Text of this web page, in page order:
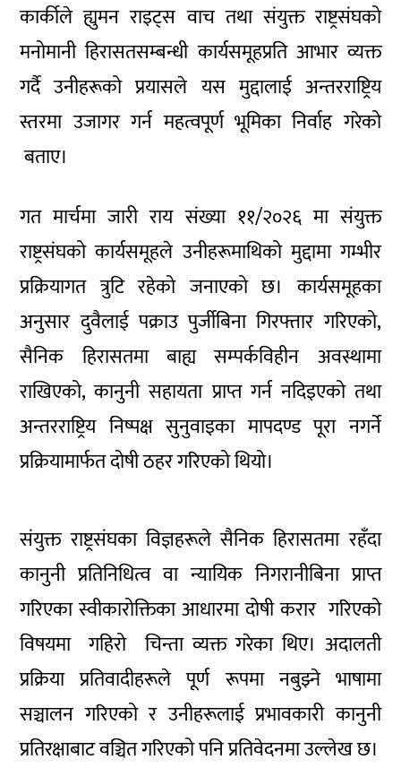
कार्कीले ह्युमन राइट्स वाच तथा संयुक्त राष्ट्रसंघको
मनोमानी हिरासतसम्बन्धी कार्यसमूहप्रति आभार व्यक्त
गर्दै उनीहरूको प्रयासले यस मुद्दालाई अन्तरराष्ट्रिय
स्तरमा उजागर गर्न महत्वपूर्ण भूमिका निर्वाह गरेको
बताए।
गत मार्चमा जारी राय संख्या ११/२०२६ मा संयुक्त
राष्ट्रसंघको कार्यसमूहले उनीहरूमाथिको मुद्दामा गम्भीर
प्रक्रियागत त्रुटि रहेको जनाएको छ। कार्यसमूहका
अनुसार दुवैलाई पक्राउ पुर्जीबिना गिरफ्तार गरिएको,
सैनिक हिरासतमा बाह्य सम्पर्कविहीन अवस्थामा
राखिएको, कानुनी सहायता प्राप्त गर्न नदिइएको तथा
अन्तरराष्ट्रिय निष्पक्ष सुनुवाइका मापदण्ड पूरा नगर्ने
प्रक्रियामार्फत दोषी ठहर गरिएको थियो।
संयुक्त राष्ट्रसंघका विज्ञहरूले सैनिक हिरासतमा रहँदा
कानुनी प्रतिनिधित्व वा न्यायिक निगरानीबिना प्राप्त
गरिएका स्वीकारोक्तिका आधारमा दोषी करार गरिएको
विषयमा गहिरो चिन्ता व्यक्त गरेका थिए। अदालती
प्रक्रिया प्रतिवादीहरूले पूर्ण रूपमा नबुझ्ने भाषामा
सञ्चालन गरिएको र उनीहरूलाई प्रभावकारी कानुनी
प्रतिरक्षाबाट वञ्चित गरिएको पनि प्रतिवेदनमा उल्लेख छ।